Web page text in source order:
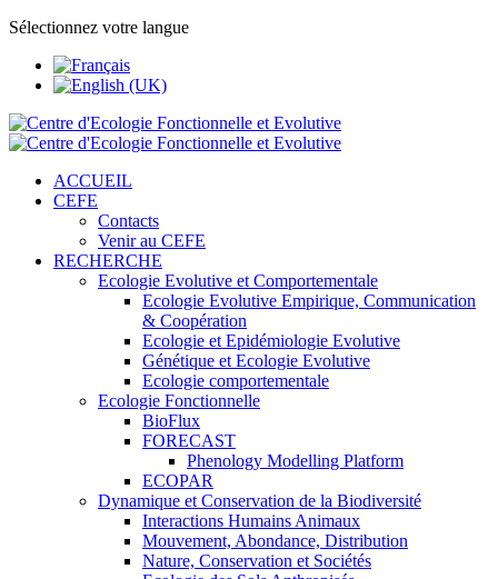
Sélectionnez votre langue
ACCUEIL
CEFE
Contacts
Venir au CEFE
RECHERCHE
Ecologie Evolutive et Comportementale
Ecologie Evolutive Empirique, Communication
& Coopération
Ecologie et Epidémiologie Evolutive
Génétique et Ecologie Evolutive
Ecologie comportementale
Ecologie Fonctionnelle
BioFlux
FORECAST
Phenology Modelling Platform
ECOPAR
Dynamique et Conservation de la Biodiversité
Interactions Humains Animaux
Mouvement, Abondance, Distribution
Nature, Conservation et Sociétés